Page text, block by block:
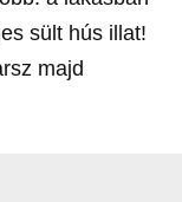
sült hús illat!
majd